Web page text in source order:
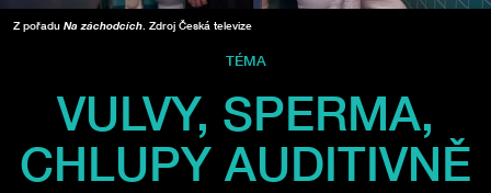
Z pořadu Na záchodcích . Zdroj Česká televize
TÉMA
VULVY, SPERMA,
CHLUPY AUDITIVNĚ